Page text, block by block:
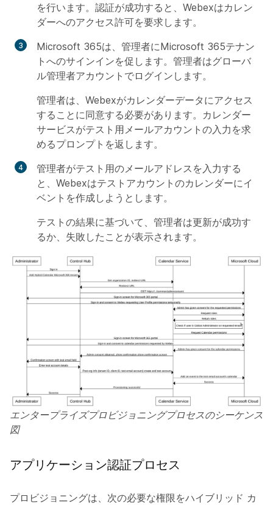
を行います。認証が成功すると、Webexはカレン
ダーへのアクセス許可を要求します。
Microsoft 365は、管理者にMicrosoft 365テナン
トへのサインインを促します。管理者はグローバ
ル管理者アカウントでログインします。
管理者は、Webexがカレンダーデータにアクセス
することに同意する必要があります。カレンダー
サービスがテスト用メールアカウントの入力を求
めるプロンプトを返します。
管理者がテスト用のメールアドレスを入力する
と、Webexはテストアカウントのカレンダーにイ
ベントを作成しようとします。
テストの結果に基づいて、管理者は更新が成功す
るか、失敗したことが表示されます。
エンタープライズプロビジョニングプロセスのシーケンス
図
アプリケーション認証プロセス
プロビジョニングは、次の必要な権限をハイブリッド カ